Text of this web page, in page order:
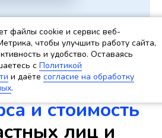
и стоимость
лиц и
файлы cookie и сервис веб-
чтобы улучшить работу сайта,
и удобство. Оставаясь
c Политикой
и даёте согласие на обработку
.